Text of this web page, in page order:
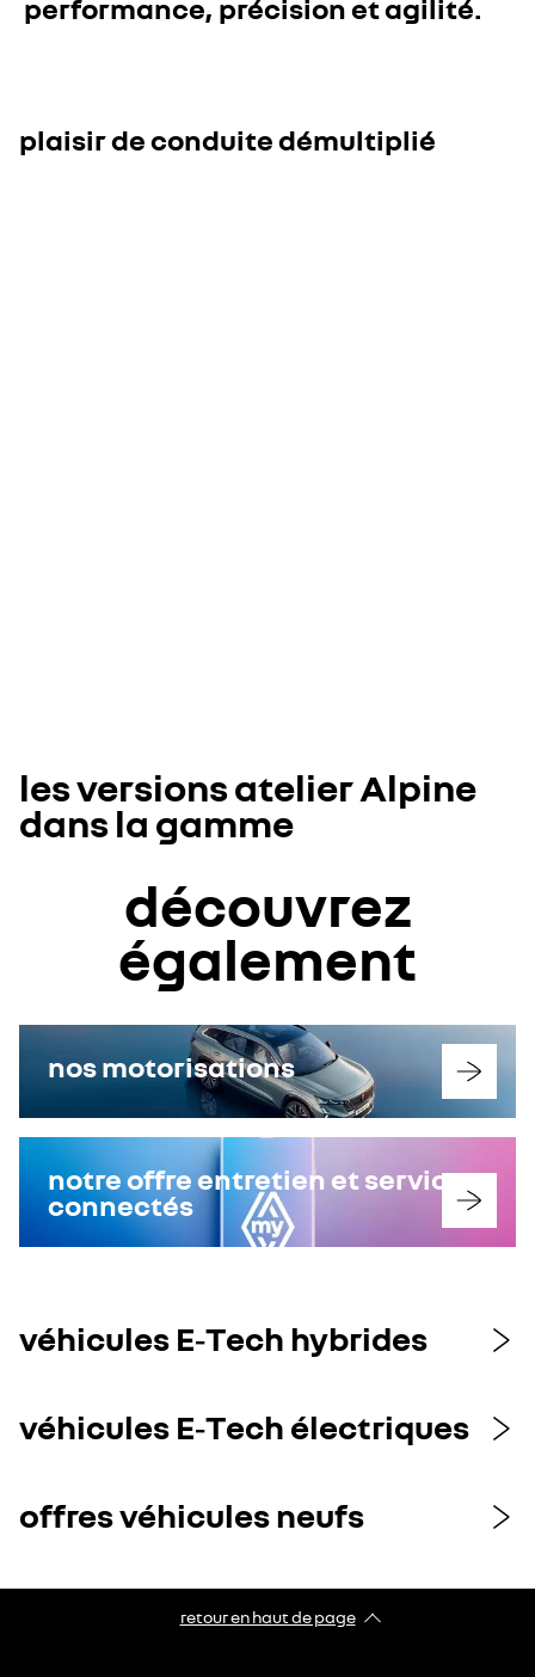
performance, précision et agilité.
plaisir de conduite démultiplié
les versions atelier Alpine
dans la gamme
découvrez
également
nos motorisations
notre offre entretien et services
connectés
véhicules E‑Tech hybrides
véhicules E‑Tech électriques
offres véhicules neufs
retour en haut de page​